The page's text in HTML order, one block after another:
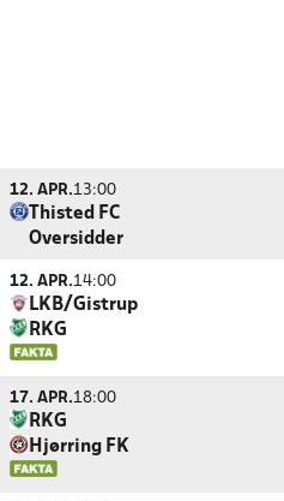
12. APR.13:00
Thisted FC
Oversidder
12. APR.14:00
LKB/Gistrup
RKG
17. APR.18:00
RKG
Hjørring FK